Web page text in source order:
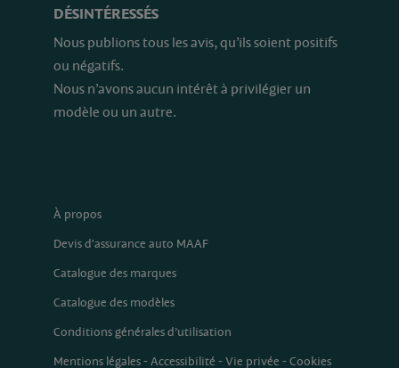
DÉSINTÉRESSÉS
Nous publions tous les avis, qu’ils soient positifs
ou négatifs.
Nous n’avons aucun intérêt à privilégier un
modèle ou un autre.
À propos
Devis d'assurance auto MAAF
Catalogue des marques
Catalogue des modèles
Conditions générales d’utilisation
Mentions légales-Accessibilité -Vie privée -Cookies